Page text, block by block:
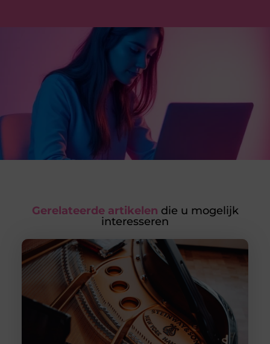
Gerelateerde artikelen die u mogelijk
interesseren